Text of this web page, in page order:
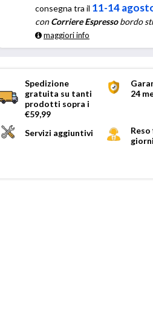
consegna tra il 11-14
conCorriere Espressobordo
maggiori info
Spedizione
gratuita su tanti
prodotti sopra i
€59,99
24
Servizi aggiuntivi
Reso
giorni